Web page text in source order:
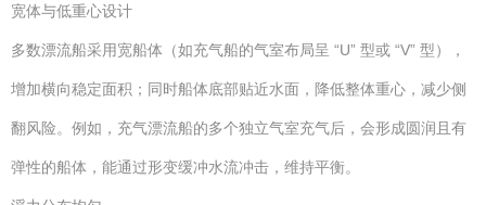
宽体与低重心设计
多数漂流船采用宽船体（如充气船的气室布局呈 “U” 型或 “V” 型），
增加横向稳定面积；同时船体底部贴近水面，降低整体重心，减少侧
翻风险。例如，充气漂流船的多个独立气室充气后，会形成圆润且有
弹性的船体，能通过形变缓冲水流冲击，维持平衡。